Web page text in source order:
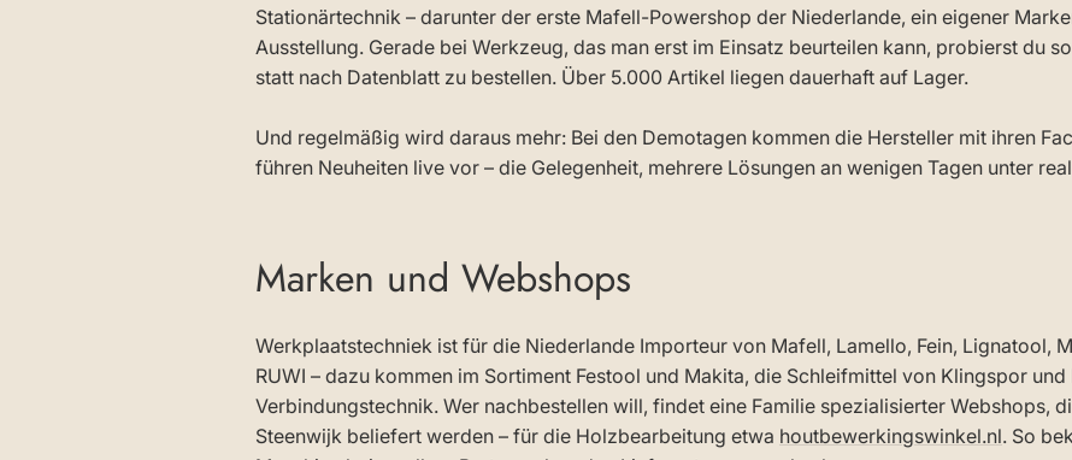
Stationärtechnik – darunter der erste Mafell-Powershop der Niederlande, ein eigener
Ausstellung. Gerade bei Werkzeug, das man erst im Einsatz beurteilen kann, probierst du
statt nach Datenblatt zu bestellen. Über 5.000 Artikel liegen dauerhaft auf Lager.
Und regelmäßig wird daraus mehr: Bei den Demotagen kommen die Hersteller mit ihren
führen Neuheiten live vor – die Gelegenheit, mehrere Lösungen an wenigen Tagen unter
Marken und Webshops
Werkplaatstechniek ist für die Niederlande Importeur von Mafell, Lamello, Fein, Lignatool,
RUWI – dazu kommen im Sortiment Festool und Makita, die Schleifmittel von Klingspor
Verbindungstechnik. Wer nachbestellen will, findet eine Familie spezialisierter Webshops,
Steenwijk beliefert werden – für die Holzbearbeitung etwa houtbewerkingswinkel.nl. So